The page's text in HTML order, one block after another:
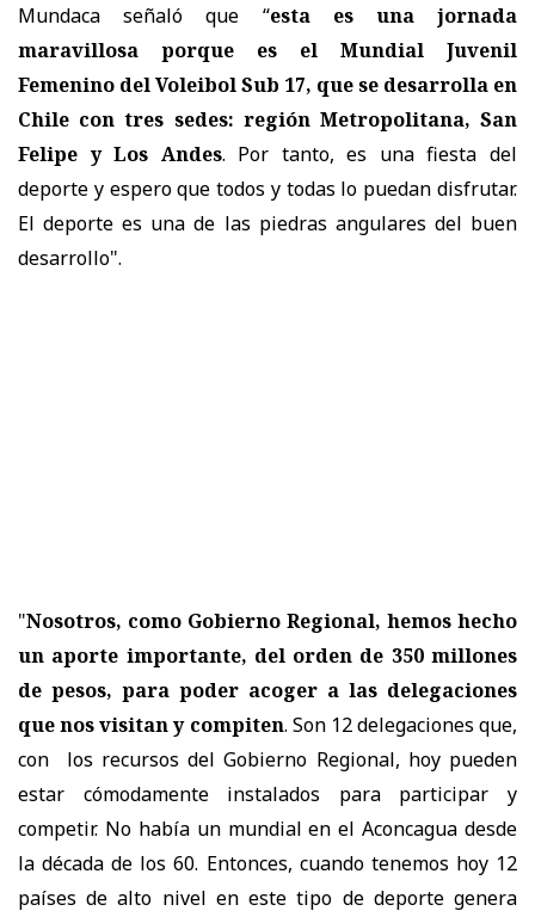
Mundaca señaló que “esta es una jornada
maravillosa porque es el Mundial Juvenil
Femenino del Voleibol Sub 17, que se desarrolla en
Chile con tres sedes: región Metropolitana, San
Felipe y Los Andes. Por tanto, es una fiesta del
deporte y espero que todos y todas lo puedan disfrutar.
El deporte es una de las piedras angulares del buen
desarrollo".
"Nosotros, como Gobierno Regional, hemos hecho
un aporte importante, del orden de 350 millones
de pesos, para poder acoger a las delegaciones
que nos visitan y compiten. Son 12 delegaciones que,
con los recursos del Gobierno Regional, hoy pueden
estar cómodamente instalados para participar y
competir. No había un mundial en el Aconcagua desde
la década de los 60. Entonces, cuando tenemos hoy 12
países de alto nivel en este tipo de deporte genera